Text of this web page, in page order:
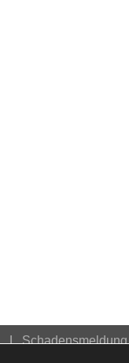
Schadensmeldung